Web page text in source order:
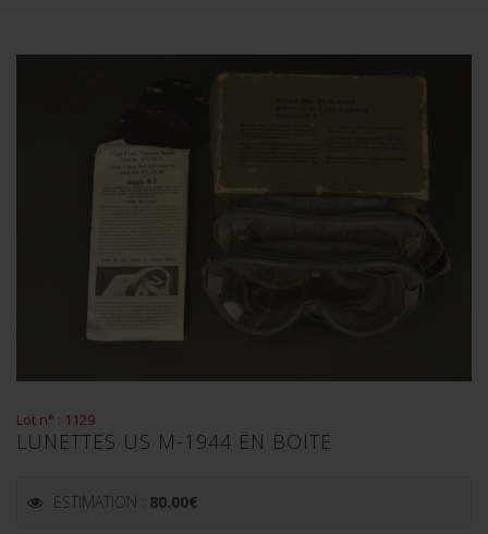
Lot n° : 1129
LUNETTES US M-1944 EN BOITE
ESTIMATION : 80.00€